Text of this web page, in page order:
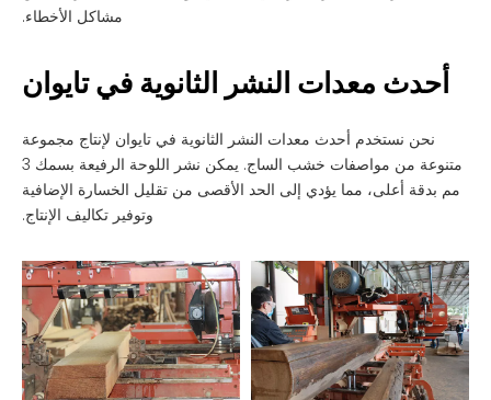
مشاكل الأخطاء.
أحدث معدات النشر الثانوية في تايوان
نحن نستخدم أحدث معدات النشر الثانوية في تايوان لإنتاج مجموعة
متنوعة من مواصفات خشب الساج. يمكن نشر اللوحة الرفيعة بسمك 3
مم بدقة أعلى، مما يؤدي إلى الحد الأقصى من تقليل الخسارة الإضافية
وتوفير تكاليف الإنتاج.